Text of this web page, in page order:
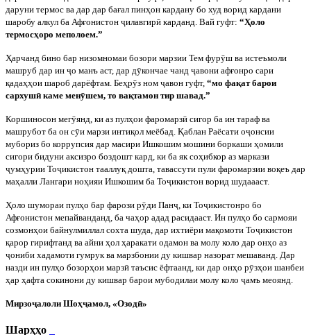
даруни термос ва дар дар бағал пинҳон кардану бо худ ворид кардани
шаробу алкул ба Афғонистон ҷилавгирӣ карданд. Вай гуфт: “Ҳоло
термосҳоро меполоем.”
Ҳарчанд бино бар низомномаи бозори марзии Тем фурӯш ва истеъмоли
машруб дар ин ҷо манъ аст, дар дӯкончае чанд ҷавони афғонро сари
қадаҳҳои шароб дарёфтам. Беҳрӯз ном ҷавон гуфт, “мо фақат барои
сархушӣ каме менӯшем, то вақтамон тир шавад.”
Коршиносон мегӯянд, ки аз пулҳои фаромарзӣ сигор ба ин тараф ва
машрубот ба он сӯи марзи интиқол меёбад. Қаблан Раёсати оҷонсии
мубориз бо коррупсия дар масири Ишкошим мошини боркаши ҳомили
сигори бидуни аксизро боздошт кард, ки ба як соҳибкор аз маркази
ҷумҳурии Тоҷикистон тааллуқ дошта, тавассути пули фаромарзии воқеъ дар
маҳалли Лангари ноҳияи Ишкошим ба Тоҷикистон ворид шудаааст.
Ҳоло шумораи пулҳо бар фарози рӯди Панҷ , ки Тоҷикистонро бо
Афғонистон мепайванданд, ба чаҳор адад расидааст. Ин пулҳо бо сармояи
созмонҳои байнулмиллал сохта шуда, дар ихтиёри мақомоти Тоҷикистон
қарор гирифтанд ва айни ҳол ҳаракати одамон ва молу коло дар онҳо аз
ҷониби хадамоти гумрук ва марзбонии ду кишвар назорат мешаванд. Дар
назди ин пулҳо бозорҳои марзӣ таъсис ёфтаанд, ки дар онҳо рӯзҳои шанбеи
ҳар ҳафта сокинони ду кишвар барои мубодилаи молу коло ҷамъ меоянд.
Мирзоҷалоли Шоҳҷамол, «Озодӣ»
Шарҳҳо